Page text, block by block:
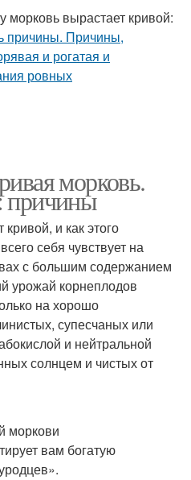
вырастает кривой:
морковь.
причины
и как этого
себя чувствует на
с большим содержанием
урожай корнеплодов
на хорошо
супесчаных или
и нейтральной
солнцем и чистых от
моркови
вам богатую